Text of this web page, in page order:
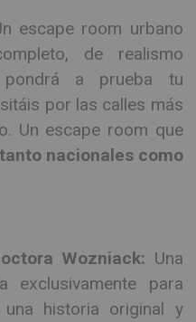
escape room urbano
de realismo
pondrá a prueba tu
por las calles más
Un escape room que
nacionales como
Wozniack: Una
exclusivamente para
historia original y